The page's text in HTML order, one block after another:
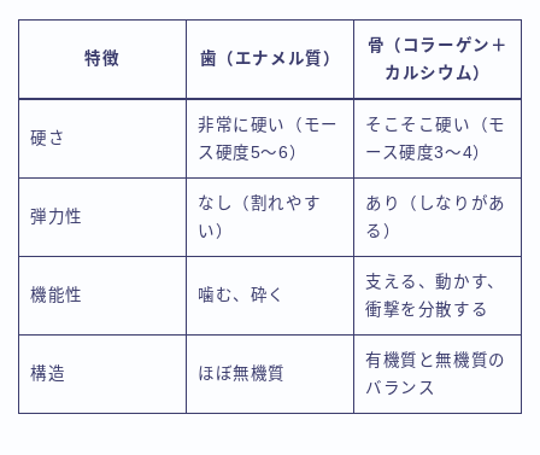
特徴 歯（エナメル質）
骨（コラーゲン＋
カルシウム）
硬さ
非常に硬い（モー
ス硬度5～6）
そこそこ硬い（モ
ース硬度3～4）
弾力性
なし（割れやす
い）
あり（しなりがあ
る）
機能性 噛む、砕く
支える、動かす、
衝撃を分散する
構造 ほぼ無機質
有機質と無機質の
バランス